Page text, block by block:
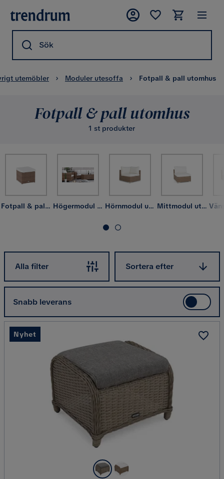
Sök
utemöbler Moduler utesoffa Fotpall & pall utomhus
Fotpall & pall utomhus
1 st produkter
Fotpall & pall utomhus Högermodul utesoffa Hörnmodul utesoffa Mittmodul utesoffa
Alla filter
Sortera efter
Snabb leverans
Nyhet